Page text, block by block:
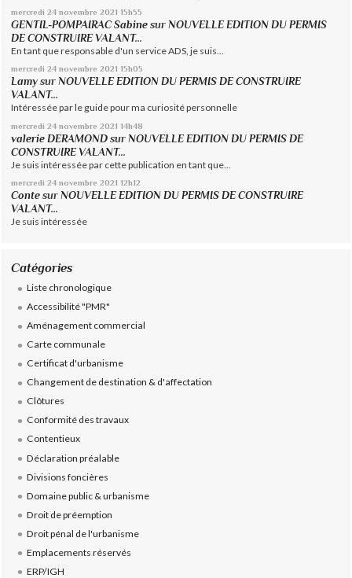
mercredi 24 novembre 2021 15h55
GENTIL-POMPAIRAC Sabine sur NOUVELLE EDITION DU PERMIS
DE CONSTRUIRE VALANT...
En tant que responsable d'un service ADS, je suis...
mercredi 24 novembre 2021 15h05
Lamy surNOUVELLE EDITION DU PERMIS DE CONSTRUIRE
VALANT...
Intéressée par le guide pour ma curiosité personnelle
mercredi 24 novembre 2021 14h48
valerie DERAMOND sur NOUVELLE EDITION DU PERMIS DE
CONSTRUIRE VALANT...
Je suis intéressée par cette publication en tant que...
mercredi 24 novembre 2021 12h12
Conte surNOUVELLE EDITION DU PERMIS DE CONSTRUIRE
VALANT...
Je suis intéressée
Catégories
Liste chronologique
Accessibilité "PMR"
Aménagement commercial
Carte communale
Certificat d'urbanisme
Changement de destination & d'affectation
Clôtures
Conformité des travaux
Contentieux
Déclaration préalable
Divisions foncières
Domaine public & urbanisme
Droit de préemption
Droit pénal de l'urbanisme
Emplacements réservés
ERP/IGH